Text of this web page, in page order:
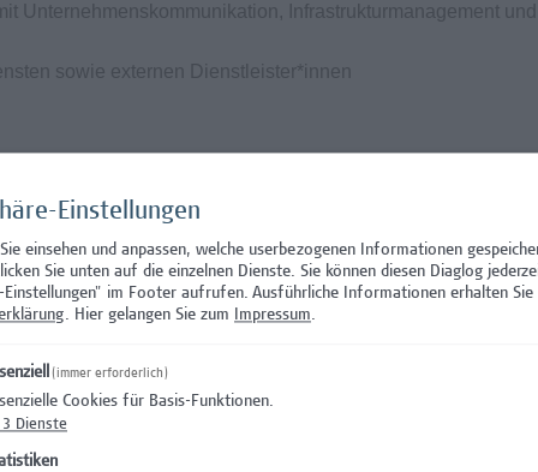
Unternehmenskommunikation, Infrastrukturmanagement und
sowie externen Dienstleister*innen
Ausbildung (HTL, Fachhochschule,
ASchG (oder Bereitschaft, diese zeitnah zu absolvieren)
Notfallmanagement oder vergleichbaren Funktionen
von Übungen sowie in Risiko- und
und Einsatzorganisationen
und Handeln; Entscheidungsstärke sowie
runden ihr Profil ab
Einstellungen
einsehen und anpassen, welche userbezogenen Informationen
Sie unten auf die einzelnen Dienste. Sie können diesen Diaglog
Einstellungen" im Footer aufrufen. Ausführliche Informationen erhalten Sie
. Hier gelangen Sie zum Impressum.
(immer erforderlich)
Cookies für Basis-Funktionen.
3 Dienste